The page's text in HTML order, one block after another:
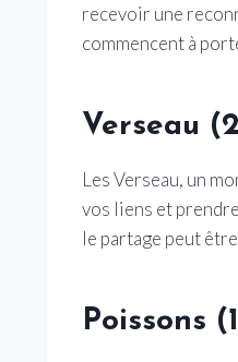
recevoir une
commencent à
Verseau
Les Verseau, un
vos liens et
le partage peut
Poissons